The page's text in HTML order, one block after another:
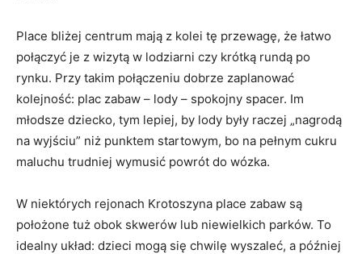
Place bliżej centrum mają z kolei tę przewagę, że łatwo
połączyć je z wizytą w lodziarni czy krótką rundą po
rynku. Przy takim połączeniu dobrze zaplanować
kolejność: plac zabaw – lody – spokojny spacer. Im
młodsze dziecko, tym lepiej, by lody były raczej „nagrodą
na wyjściu” niż punktem startowym, bo na pełnym cukru
maluchu trudniej wymusić powrót do wózka.
W niektórych rejonach Krotoszyna place zabaw są
położone tuż obok skwerów lub niewielkich parków. To
idealny układ: dzieci mogą się chwilę wyszaleć, a później